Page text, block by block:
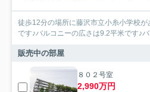
徒歩12分の場所に藤沢市立小糸小学校
です♪バルコニーの広さは9.2平米です♪
販売中の部屋
８０２号室
2,990万円